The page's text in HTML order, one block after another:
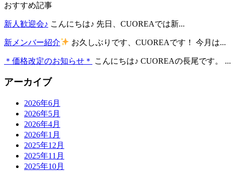
おすすめ記事
新人歓迎会♪ こんにちは♪ 先日、CUOREAでは新...
新メンバー紹介 お久しぶりです、CUOREAです！ 今月は...
＊価格改定のお知らせ＊ こんにちは♪ CUOREAの長尾です。 ...
アーカイブ
2026年6月
2026年5月
2026年4月
2026年1月
2025年12月
2025年11月
2025年10月